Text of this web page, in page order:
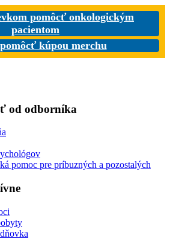
pomôcť onkologickým
pacientom
kúpou merchu
od odborníka
pomoc pre príbuzných a pozostalých